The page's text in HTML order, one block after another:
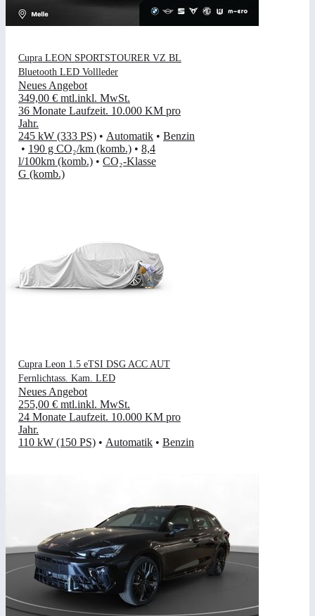
Cupra LEON SPORTSTOURER VZ BL
Bluetooth LED Vollleder
Neues Angebot
349,00 € mtl.inkl. MwSt.
36 Monate Laufzeit. 10.000 KM pro
Jahr.
245 kW (333 PS) • Automatik • Benzin
• 190 g CO₂/km (komb.) • 8,4
l/100km (komb.) • CO₂-Klasse
G (komb.)
Cupra Leon 1.5 eTSI DSG ACC AUT
Fernlichtass. Kam. LED
Neues Angebot
255,00 € mtl.inkl. MwSt.
24 Monate Laufzeit. 10.000 KM pro
Jahr.
110 kW (150 PS) • Automatik • Benzin